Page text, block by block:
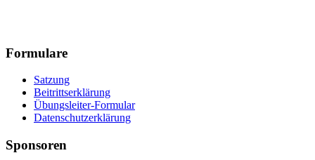
Formulare
Satzung
Beitrittserklärung
Übungsleiter-Formular
Datenschutzerklärung
Sponsoren